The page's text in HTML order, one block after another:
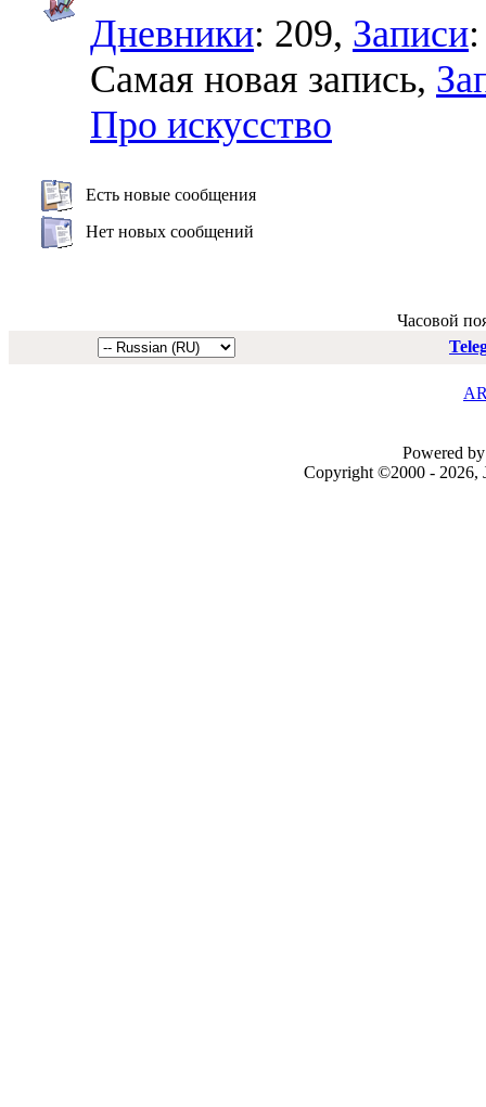
Дневники: 209, Записи
Самая новая запись,
Про искусство
Есть новые сообщения
Нет новых сообщений
Часовой
Powered
Copyright ©2000 - 2026,